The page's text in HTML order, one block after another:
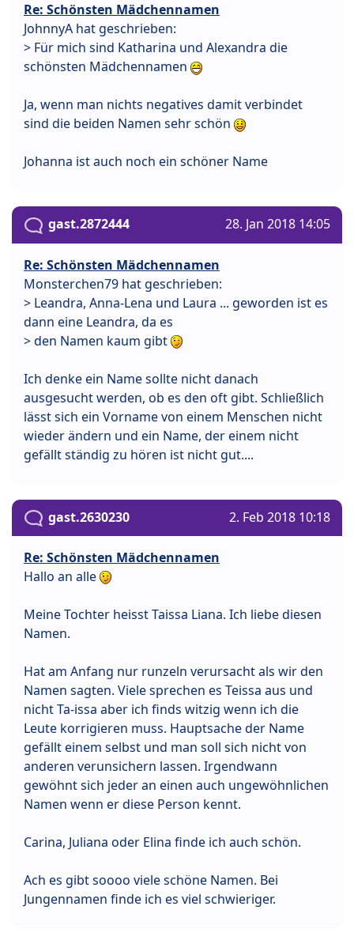
Re: Schönsten Mädchennamen
JohnnyA hat geschrieben:
> Für mich sind Katharina und Alexandra die
schönsten Mädchennamen
Ja, wenn man nichts negatives damit verbindet
sind die beiden Namen sehr schön
Johanna ist auch noch ein schöner Name
gast.2872444 28. Jan 2018 14:05
Re: Schönsten Mädchennamen
Monsterchen79 hat geschrieben:
> Leandra, Anna-Lena und Laura ... geworden ist es
dann eine Leandra, da es
> den Namen kaum gibt
Ich denke ein Name sollte nicht danach
ausgesucht werden, ob es den oft gibt. Schließlich
lässt sich ein Vorname von einem Menschen nicht
wieder ändern und ein Name, der einem nicht
gefällt ständig zu hören ist nicht gut....
gast.2630230 2. Feb 2018 10:18
Re: Schönsten Mädchennamen
Hallo an alle
Meine Tochter heisst Taissa Liana. Ich liebe diesen
Namen.
Hat am Anfang nur runzeln verursacht als wir den
Namen sagten. Viele sprechen es Teissa aus und
nicht Ta-issa aber ich finds witzig wenn ich die
Leute korrigieren muss. Hauptsache der Name
gefällt einem selbst und man soll sich nicht von
anderen verunsichern lassen. Irgendwann
gewöhnt sich jeder an einen auch ungewöhnlichen
Namen wenn er diese Person kennt.
Carina, Juliana oder Elina finde ich auch schön.
Ach es gibt soooo viele schöne Namen. Bei
Jungennamen finde ich es viel schwieriger.